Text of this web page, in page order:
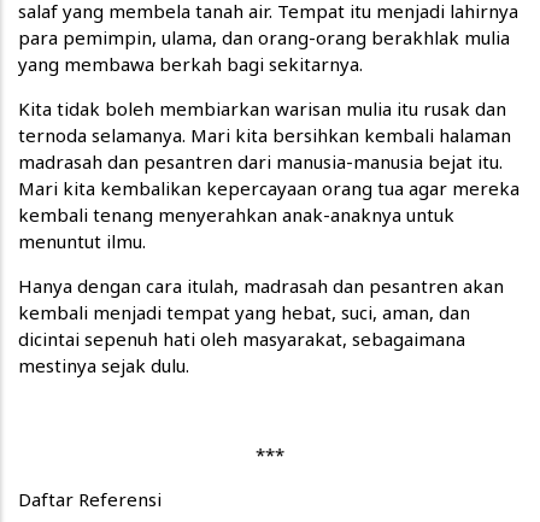
salaf yang membela tanah air. Tempat itu menjadi lahirnya
para pemimpin, ulama, dan orang-orang berakhlak mulia
yang membawa berkah bagi sekitarnya.
Kita tidak boleh membiarkan warisan mulia itu rusak dan
ternoda selamanya. Mari kita bersihkan kembali halaman
madrasah dan pesantren dari manusia-manusia bejat itu.
Mari kita kembalikan kepercayaan orang tua agar mereka
kembali tenang menyerahkan anak-anaknya untuk
menuntut ilmu.
Hanya dengan cara itulah, madrasah dan pesantren akan
kembali menjadi tempat yang hebat, suci, aman, dan
dicintai sepenuh hati oleh masyarakat, sebagaimana
mestinya sejak dulu.
***
Daftar Referensi